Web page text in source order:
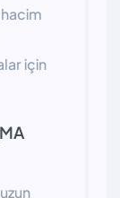
hacim
için